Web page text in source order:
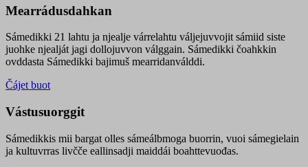
Mearrádusdahkan
Sámedikki 21 lahtu ja njealje várrelahtu váljejuvvojit sámiid siste
juohke njealját jagi dollojuvvon válggain. Sámedikki čoahkkin
ovddasta Sámedikki bajimuš mearridanválddi.
Čájet buot
Vástusuorggit
Sámedikkis mii bargat olles sámeálbmoga buorrin, vuoi sámegielain
ja kultuvrras livčče eallinsadji maiddái boahttevuođas.